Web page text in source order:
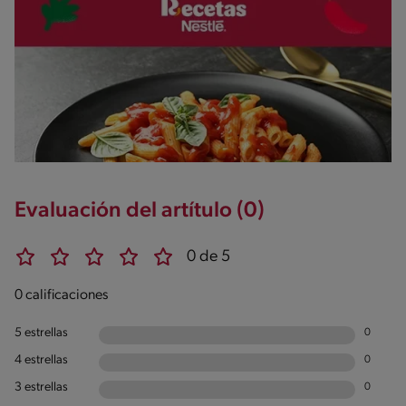
Evaluación del artítulo (0)
0 de 5
0 calificaciones
5 estrellas 0
4 estrellas 0
3 estrellas 0